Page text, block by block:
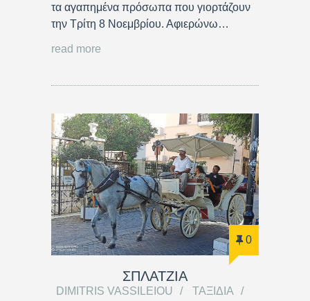
τα αγαπημένα πρόσωπα που γιορτάζουν
την Τρίτη 8 Νοεμβρίου. Αφιερώνω…
read more
0
ΣΠΛΑΤΖΙΑ
DIMITRIS VASSILEIOU
ΤΑΞΊΔΙΑ